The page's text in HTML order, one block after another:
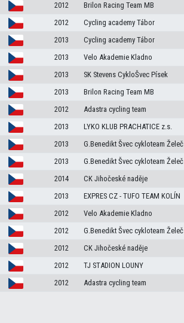
2012 Brilon Racing Team MB
2012 Cycling academy Tábor
2013 Cycling academy Tábor
2013 Velo Akademie Kladno
2013 SK Stevens CykloŠvec Písek
2013 Brilon Racing Team MB
2012 Adastra cycling team
2013 LYKO KLUB PRACHATICE z.s.
2013 G.Benedikt Švec cykloteam Želeč
2013 G.Benedikt Švec cykloteam Želeč
2014 CK Jihočeské naděje
2013 EXPRES CZ - TUFO TEAM KOLÍN
2012 Velo Akademie Kladno
2012 G.Benedikt Švec cykloteam Želeč
2012 CK Jihočeské naděje
2012 TJ STADION LOUNY
2012 Adastra cycling team